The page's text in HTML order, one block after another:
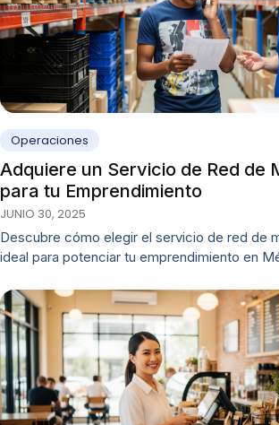
Operaciones
Adquiere un Servicio de Red de
para tu Emprendimiento
JUNIO 30, 2025
Descubre cómo elegir el servicio de red de
ideal para potenciar tu emprendimiento en